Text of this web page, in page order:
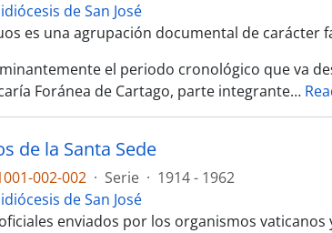
de San José
es una agrupación documental de carácter
el periodo cronológico que va
Foránea de Cartago, parte integrante…
de la Santa Sede
002-002 · Serie · 1914 - 1962
de San José
enviados por los organismos